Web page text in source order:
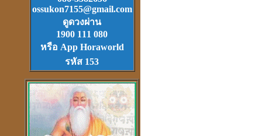
Downloadฟรี.
ตลับเมตรไฮเทค (ดีที่สุดใน
โลก)วัดได้ยาวไกลที่สุด
วัตุถุมงคล
เสริมดวง แก้ชง
ossukon7155@gmail.com
ดูดวงผ่าน
1900 111 080
หรือ App Horaworld
รหัส 153